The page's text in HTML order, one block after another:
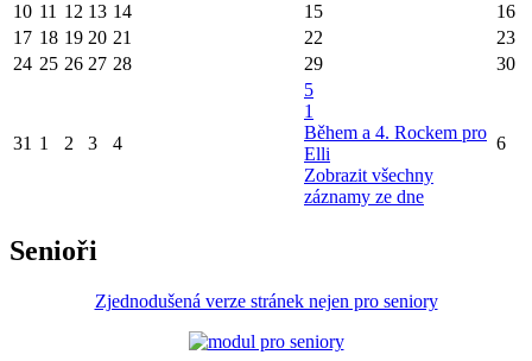
10 11 12 13 14 15
16
17 18 19 20 21 22
23
24 25 26 27 28 29 30
31 1 2 3 4
5
1
Během a 4. Rockem pro
Elli
Zobrazit všechny
záznamy ze dne
6
Senioři
Zjednodušená verze stránek nejen pro seniory